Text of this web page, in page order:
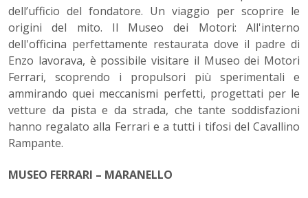
dell’ufficio del fondatore. Un viaggio per scoprire le
origini del mito. Il Museo dei Motori: All'interno
dell'officina perfettamente restaurata dove il padre di
Enzo lavorava, è possibile visitare il Museo dei Motori
Ferrari, scoprendo i propulsori più sperimentali e
ammirando quei meccanismi perfetti, progettati per le
vetture da pista e da strada, che tante soddisfazioni
hanno regalato alla Ferrari e a tutti i tifosi del Cavallino
Rampante.
MUSEO FERRARI – MARANELLO